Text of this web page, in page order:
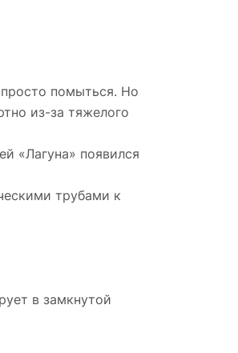
помыться. Но
из-за тяжелого
«Лагуна» появился
трубами к
в замкнутой